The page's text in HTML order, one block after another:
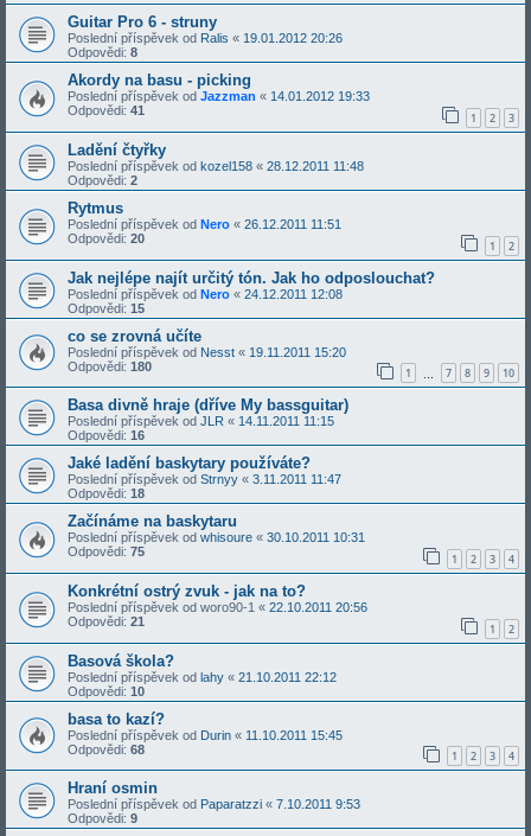
Guitar Pro 6 - struny
Poslední příspěvek od Ralis « 19.01.2012 20:26
Odpovědi: 8
Akordy na basu - picking
Poslední příspěvek od Jazzman « 14.01.2012 19:33
Odpovědi: 41 1 2 3
Ladění čtyřky
Poslední příspěvek od kozel158 « 28.12.2011 11:48
Odpovědi: 2
Rytmus
Poslední příspěvek od Nero « 26.12.2011 11:51
Odpovědi: 20 1 2
Jak nejlépe najít určitý tón. Jak ho odposlouchat?
Poslední příspěvek od Nero « 24.12.2011 12:08
Odpovědi: 15
co se zrovná učíte
Poslední příspěvek od Nesst « 19.11.2011 15:20
Odpovědi: 180 1 7 8 9 10
Basa divně hraje (dříve My bassguitar)
Poslední příspěvek od JLR « 14.11.2011 11:15
Odpovědi: 16
Jaké ladění baskytary používáte?
Poslední příspěvek od Strnyy « 3.11.2011 11:47
Odpovědi: 18
Začínáme na baskytaru
Poslední příspěvek od whisoure « 30.10.2011 10:31
Odpovědi: 75 1 2 3 4
Konkrétní ostrý zvuk - jak na to?
Poslední příspěvek od woro90-1 « 22.10.2011 20:56
Odpovědi: 21 1 2
Basová škola?
Poslední příspěvek od lahy « 21.10.2011 22:12
Odpovědi: 10
basa to kazí?
Poslední příspěvek od Durin « 11.10.2011 15:45
Odpovědi: 68 1 2 3 4
Hraní osmin
Poslední příspěvek od Paparatzzi « 7.10.2011 9:53
Odpovědi: 9